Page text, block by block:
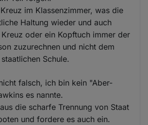
im Klassenzimmer, was die
Haltung wieder und auch
oder ein Kopftuch immer der
zuzurechnen und nicht dem
Schule.
falsch, ich bin kein "Aber-
es nannte.
die scharfe Trennung von Staat
und fordere es auch ein.